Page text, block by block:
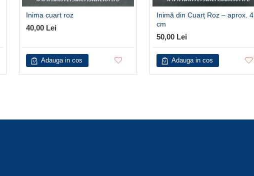
Inima cuart roz
40,00 Lei
Adauga in cos
Inimă din Cuarț Roz – aprox. 4
cm
50,00 Lei
Adauga in cos